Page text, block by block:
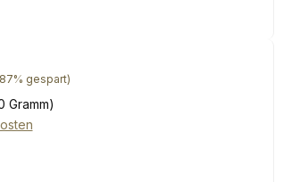
gespart)
Gramm)